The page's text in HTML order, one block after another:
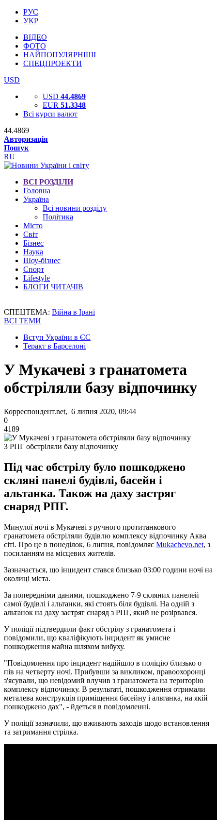
РУС
УКР
ВІДЕО
ФОТО
НАЙПОПУЛЯРНІШІ
СПЕЦПРОЕКТИ
USD
USD 44.4869
EUR 51.3348
Всі курси валют
44.4869
Авторизація
Пошук
RU
ВСІ РОЗДІЛИ
Головна
Україна
Всі новини розділу
Політика
Місто
Світ
Бізнес
Наука
Шоу-бізнес
Спорт
Lifestyle
БЛОГИ ЧИТАЧІВ
СПЕЦТЕМА: Війна в Ірані
ВСІ ТЕМИ
Вступ України в ЄС
Теракт в Барселоні
У Мукачеві з гранатомета
обстріляли базу відпочинку
Корреспондент.net, 6 липня 2020, 09:44
0
4189
З РПГ обстріляли базу відпочинку
Під час обстрілу було пошкоджено
скляні панелі будівлі, басейн і
альтанка. Також на даху застряг
снаряд РПГ.
Минулої ночі в Мукачеві з ручного протитанкового
гранатомета обстріляли будівлю комплексу відпочинку Аква
сіті. Про це в понеділок, 6 липня, повідомляє Мukachevo.net, з
посиланням на місцевих жителів.
Зазначається, що інцидент стався близько 03:00 години ночі на
околиці міста.
За попередніми даними, пошкоджено 7-9 скляних панелей
самої будівлі і альтанки, які стоять біля будівлі. На одній з
альтанок на даху застряг снаряд з РПГ, який не розірвався.
У поліції підтвердили факт обстрілу з гранатомета і
повідомили, що кваліфікують інцидент як умисне
пошкодження майна шляхом вибуху.
"Повідомлення про інцидент надійшло в поліцію близько о
пів на четверту ночі. Прибувши за викликом, правоохоронці
з'ясували, що невідомий влучив з гранатомета на територію
комплексу відпочинку. В результаті, пошкодження отримали
металева конструкція приміщення басейну і альтанка, на якій
пошкоджено дах", - йдеться в повідомленні.
У поліції зазначили, що вживають заходів щодо встановлення
та затримання стрілка.